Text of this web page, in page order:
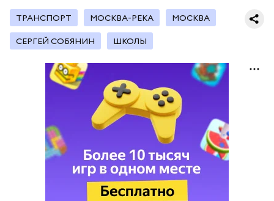
ТРАНСПОРТ МОСКВА-РЕКА МОСКВА
СЕРГЕЙ СОБЯНИН ШКОЛЫ
— На каждом из трех этажей свой цвет отделки, а
интерьеры украшают графические рисунки птиц.
На территории детского сада оборудовали
игровое пространство для групп и две
спортивные площадки, — написал мэр у себя в